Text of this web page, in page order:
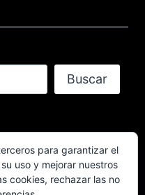
Buscar
Instagram
para garantizar el
uso y mejorar nuestros
cookies, rechazar las no